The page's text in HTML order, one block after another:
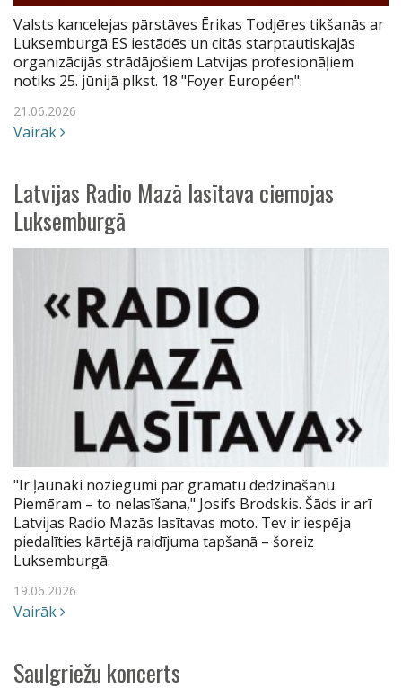
Valsts kancelejas pārstāves Ērikas Todjēres tikšanās ar
Luksemburgā ES iestādēs un citās starptautiskajās
organizācijās strādājošiem Latvijas profesionāļiem
notiks 25. jūnijā plkst. 18 "Foyer Européen".
21.06.2026
Vairāk
Latvijas Radio Mazā lasītava ciemojas
Luksemburgā
"Ir ļaunāki noziegumi par grāmatu dedzināšanu.
Piemēram – to nelasīšana," Josifs Brodskis. Šāds ir arī
Latvijas Radio Mazās lasītavas moto. Tev ir iespēja
piedalīties kārtējā raidījuma tapšanā – šoreiz
Luksemburgā.
19.06.2026
Vairāk
Saulgriežu koncerts